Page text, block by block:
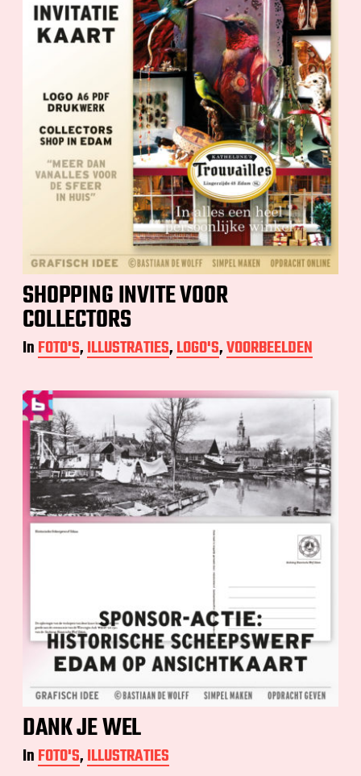
SHOPPING INVITE VOOR
COLLECTORS
InFOTO'S,ILLUSTRATIES,LOGO'S,VOORBEELDEN
DANK JE WEL
InFOTO'S,ILLUSTRATIES